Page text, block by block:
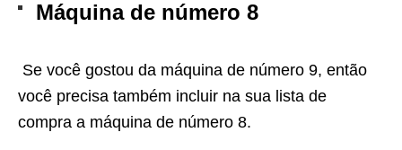
Máquina de número 8
Se você gostou da máquina de número 9, então
você precisa também incluir na sua lista de
compra a máquina de número 8.